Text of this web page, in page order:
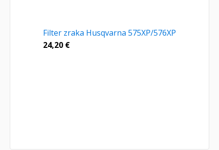
Filter zraka Husqvarna 575XP/576XP
24,20 €